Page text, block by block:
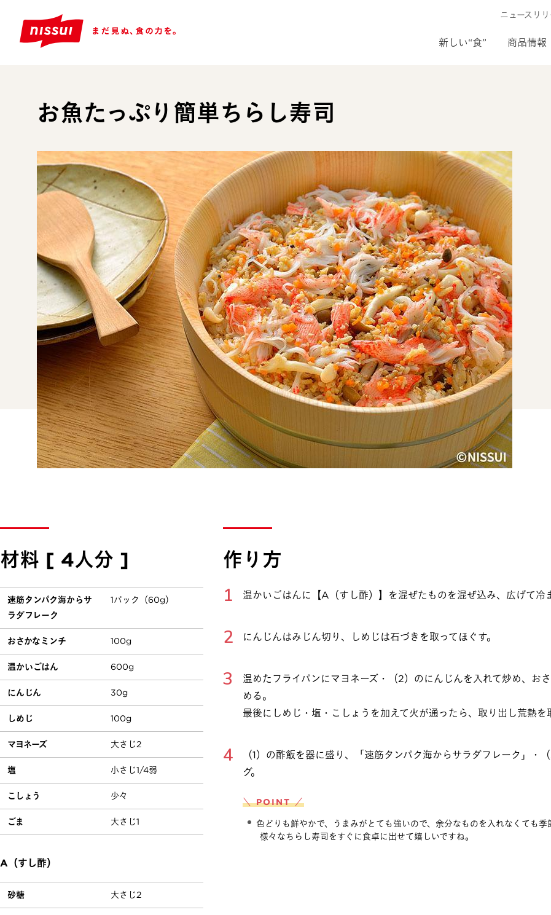
新しい“食” 商品情報
ニュースリリ
お魚たっぷり簡単ちらし寿司
材料 [ 4人分 ]
速筋タンパク海からサ
ラダフレーク
1パック（60g）
おさかなミンチ 100g
温かいごはん 600g
にんじん 30g
しめじ 100g
マヨネーズ 大さじ2
塩 小さじ1/4弱
こしょう 少々
ごま 大さじ1
A（すし酢）
砂糖 大さじ2
作り方
温かいごはんに【A（すし酢）】を混ぜたものを混ぜ込み、広げて冷ま
にんじんはみじん切り、しめじは石づきを取ってほぐす。
温めたフライパンにマヨネーズ・（2）のにんじんを入れて炒め、お
める。
最後にしめじ・塩・こしょうを加えて火が通ったら、取り出し荒熱を
（1）の酢飯を器に盛り、「速筋タンパク海からサラダフレーク」・
グ。
＼ POINT ／
色どりも鮮やかで、うまみがとても強いので、余分なものを入れなくても季
様々なちらし寿司をすぐに食卓に出せて嬉しいですね。